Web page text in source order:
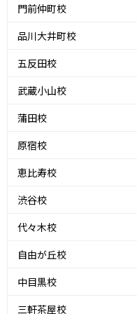
門前仲町校
品川大井町校
五反田校
武蔵小山校
蒲田校
原宿校
恵比寿校
渋谷校
代々木校
自由が丘校
中目黒校
三軒茶屋校